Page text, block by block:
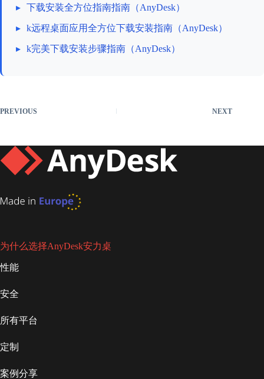
▸ 下载安装全方位指南指南（AnyDesk）
▸ k远程桌面应用全方位下载安装指南（AnyDesk）
▸ k完美下载安装步骤指南（AnyDesk）
PREVIOUS NEXT
为什么选择AnyDesk安力桌
性能
安全
所有平台
定制
案例分享